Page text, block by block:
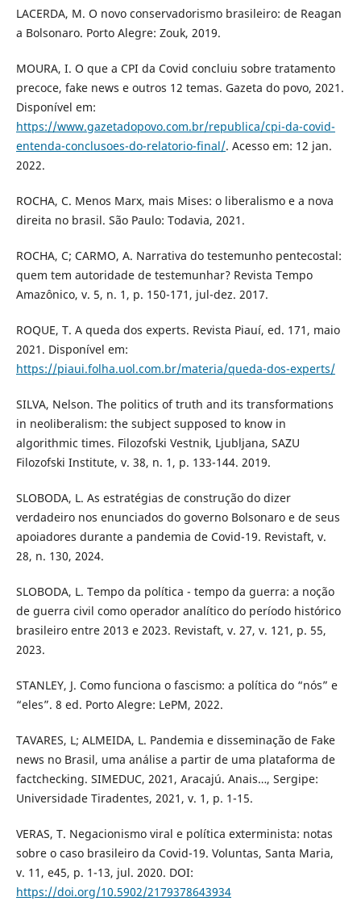
LACERDA, M. O novo conservadorismo brasileiro: de Reagan
a Bolsonaro. Porto Alegre: Zouk, 2019.
MOURA, I. O que a CPI da Covid concluiu sobre tratamento
precoce, fake news e outros 12 temas. Gazeta do povo, 2021.
Disponível em:
https://www.gazetadopovo.com.br/republica/cpi-da-covid-
entenda-conclusoes-do-relatorio-final/. Acesso em: 12 jan.
2022.
ROCHA, C. Menos Marx, mais Mises: o liberalismo e a nova
direita no brasil. São Paulo: Todavia, 2021.
ROCHA, C; CARMO, A. Narrativa do testemunho pentecostal:
quem tem autoridade de testemunhar? Revista Tempo
Amazônico, v. 5, n. 1, p. 150-171, jul-dez. 2017.
ROQUE, T. A queda dos experts. Revista Piauí, ed. 171, maio
2021. Disponível em:
https://piaui.folha.uol.com.br/materia/queda-dos-experts/
SILVA, Nelson. The politics of truth and its transformations
in neoliberalism: the subject supposed to know in
algorithmic times. Filozofski Vestnik, Ljubljana, SAZU
Filozofski Institute, v. 38, n. 1, p. 133-144. 2019.
SLOBODA, L. As estratégias de construção do dizer
verdadeiro nos enunciados do governo Bolsonaro e de seus
apoiadores durante a pandemia de Covid-19. Revistaft, v.
28, n. 130, 2024.
SLOBODA, L. Tempo da política - tempo da guerra: a noção
de guerra civil como operador analítico do período histórico
brasileiro entre 2013 e 2023. Revistaft, v. 27, v. 121, p. 55,
2023.
STANLEY, J. Como funciona o fascismo: a política do “nós” e
“eles”. 8 ed. Porto Alegre: LePM, 2022.
TAVARES, L; ALMEIDA, L. Pandemia e disseminação de Fake
news no Brasil, uma análise a partir de uma plataforma de
factchecking. SIMEDUC, 2021, Aracajú. Anais…, Sergipe:
Universidade Tiradentes, 2021, v. 1, p. 1-15.
VERAS, T. Negacionismo viral e política exterminista: notas
sobre o caso brasileiro da Covid-19. Voluntas, Santa Maria,
v. 11, e45, p. 1-13, jul. 2020. DOI:
https://doi.org/10.5902/2179378643934